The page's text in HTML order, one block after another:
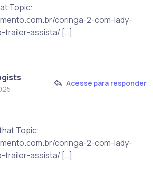
Topic:
coringa-2-com-lady-
trailer-assista/ […]
Acesse para responder
Topic:
coringa-2-com-lady-
trailer-assista/ […]